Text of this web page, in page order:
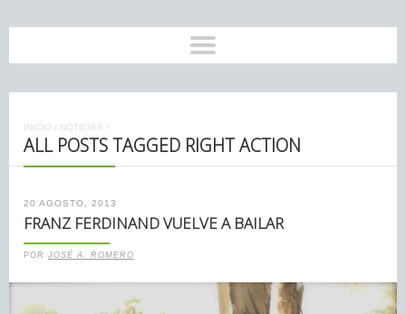
INICIO / NOTICIAS /
ALL POSTS TAGGED RIGHT ACTION
20 AGOSTO, 2013
FRANZ FERDINAND VUELVE A BAILAR
POR JOSÉ A. ROMERO